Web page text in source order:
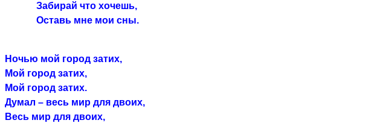
Забирай что хочешь,
Оставь мне мои сны.
Ночью мой город затих,
Мой город затих,
Мой город затих.
Думал – весь мир для двоих,
Весь мир для двоих,